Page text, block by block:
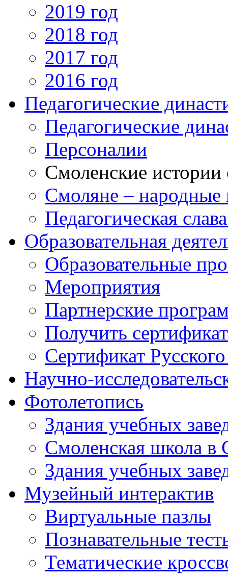
2019 год
2018 год
2017 год
2016 год
Педагогические
Педагогические
Персоналии
Смоленские
Смоляне – народные
Педагогическая
Образовательная
Образовательные
Мероприятия
Партнерские
Получить сертификат
Сертификат
Научно-
Фотолетопись
Здания учебных
Смоленская школа в
Здания учебных
Музейный интерактив
Виртуальные пазлы
Познавательные
Тематические